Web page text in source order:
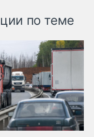
по теме